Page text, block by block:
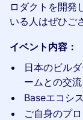
ロダクトを開発
いる人はぜひご
イベント内容：
日本のビル
ームとの交流
​Baseエコシ
ご自身のプ